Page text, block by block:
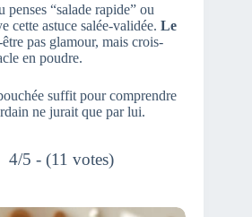
“salade rapide” ou
cette astuce salée-validée. Le
être pas glamour, mais crois-
en poudre.
suffit pour comprendre
ne jurait que par lui.
4/5 - (11 votes)